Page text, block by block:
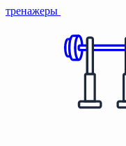
тренажеры